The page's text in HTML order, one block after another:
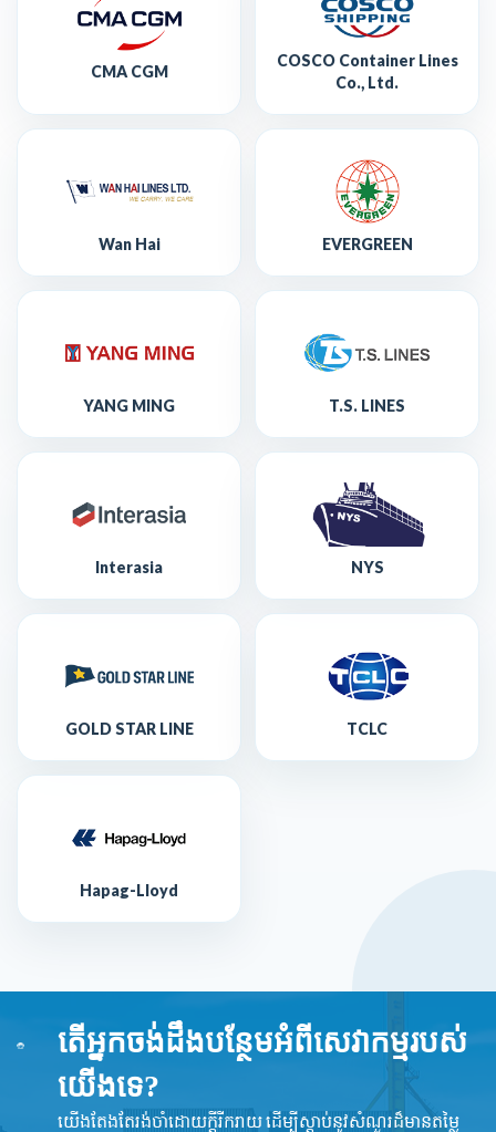
CMA CGM
COSCO Container Lines
Co., Ltd.
Wan Hai EVERGREEN
YANG MING T.S. LINES
Interasia NYS
GOLD STAR LINE TCLC
Hapag-Lloyd
តើអ្នកចង់ដឹងបន្ថែមអំពីសេវាកម្មរបស់
យើងទេ?
យើងតែងតែរង់ចាំដោយក្ដីរីករាយ ដើម្បីស្តាប់នូវ​សំណួរដ៏​មានតម្លៃ